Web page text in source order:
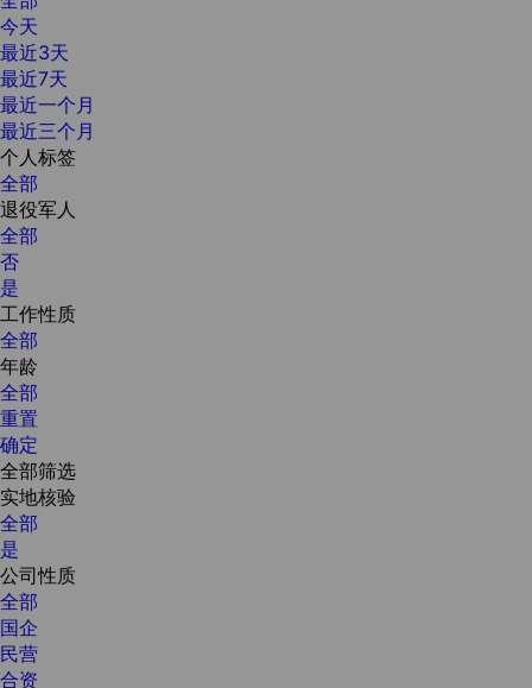
今天
最近3天
最近7天
最近一个月
最近三个月
个人标签
全部
退役军人
全部
否
是
工作性质
全部
年龄
全部
重置
确定
全部筛选
实地核验
全部
是
公司性质
全部
国企
民营
合资